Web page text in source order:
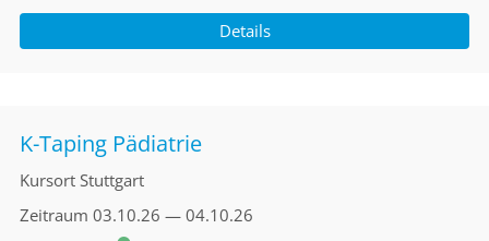
Details
K-Taping Pädiatrie
Kursort Stuttgart
Zeitraum 03.10.26 — 04.10.26